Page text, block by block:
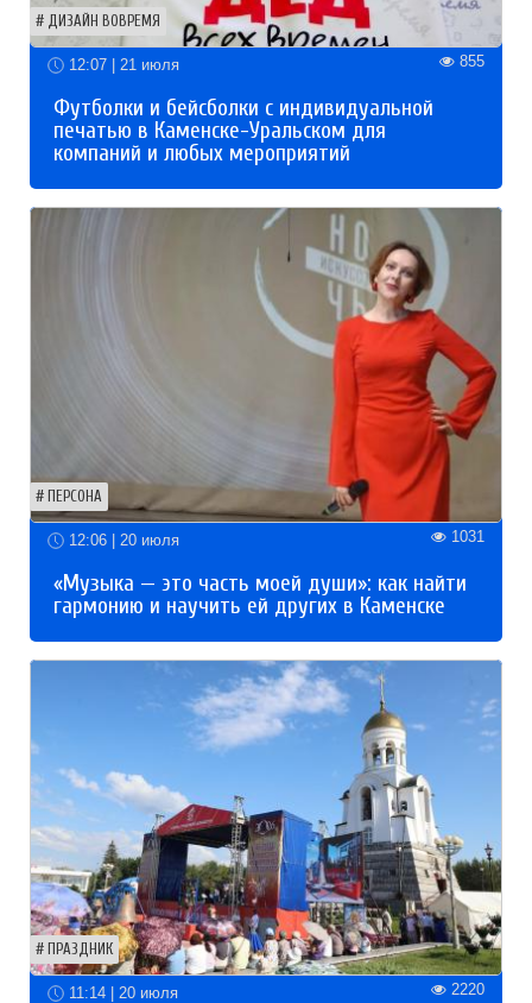
ДИЗАЙН ВОВРЕМЯ
12:07 | 21 июля 855
Футболки и бейсболки с индивидуальной
печатью в Каменске-Уральском для
компаний и любых мероприятий
ПЕРСОНА
12:06 | 20 июля 1031
«Музыка — это часть моей души»: как найти
гармонию и научить ей других в Каменске
ПРАЗДНИК
11:14 | 20 июля 2220